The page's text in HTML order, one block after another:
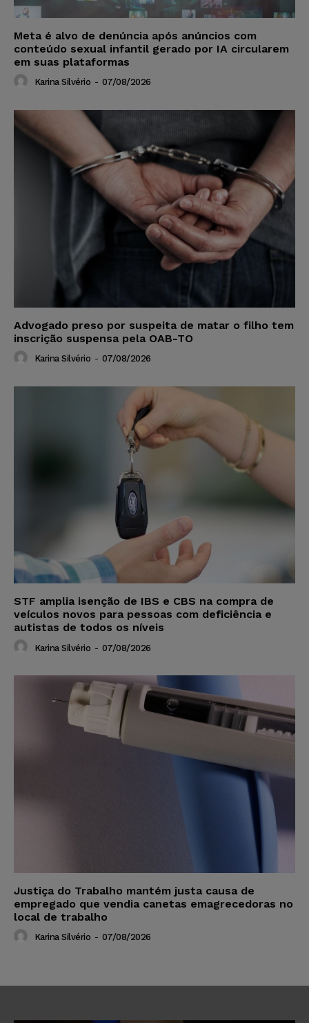
Meta é alvo de denúncia após anúncios com
conteúdo sexual infantil gerado por IA circularem
em suas plataformas
Karina Silvério - 07/08/2026
Advogado preso por suspeita de matar o filho tem
inscrição suspensa pela OAB-TO
Karina Silvério - 07/08/2026
STF amplia isenção de IBS e CBS na compra de
veículos novos para pessoas com deficiência e
autistas de todos os níveis
Karina Silvério - 07/08/2026
Justiça do Trabalho mantém justa causa de
empregado que vendia canetas emagrecedoras no
local de trabalho
Karina Silvério - 07/08/2026